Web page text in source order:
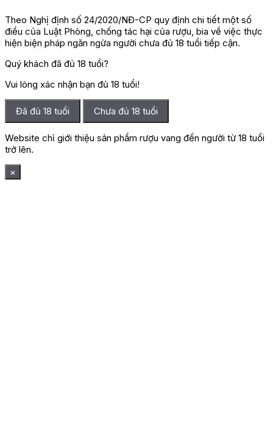
Theo Nghị định số 24/2020/NĐ-CP quy định chi tiết một số
điều của Luật Phòng, chống tác hại của rượu, bia về việc thực
hiện biện pháp ngăn ngừa người chưa đủ 18 tuổi tiếp cận.
Quý khách đã đủ 18 tuổi?
Vui lòng xác nhận bạn đủ 18 tuổi!
Đã đủ 18 tuổi Chưa đủ 18 tuổi
Website chỉ giới thiệu sản phẩm rượu vang đến người từ 18 tuổi
trở lên.
×